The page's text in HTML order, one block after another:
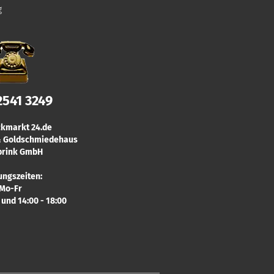
3249
24.de
Goldschmiedehaus
GmbH
Fr
14:00 - 18:00